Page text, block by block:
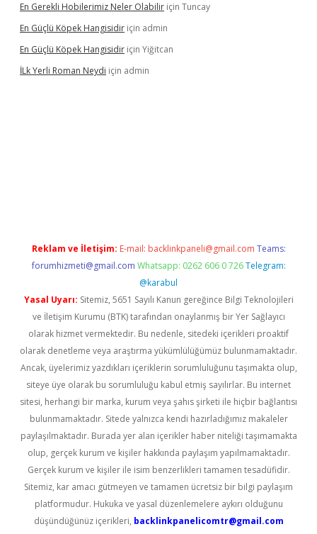
En Gerekli Hobilerimiz Neler Olabilir için Tuncay
En Güçlü Köpek Hangisidir için admin
En Güçlü Köpek Hangisidir için Yiğitcan
İLk Yerli Roman Neydi için admin
Reklam ve İletişim: E-mail: backlinkpaneli@gmail.com Teams:
forumhizmeti@gmail.com Whatsapp: 0262 606 0 726 Telegram:
@karabul
Yasal Uyarı: Sitemiz, 5651 Sayılı Kanun gereğince Bilgi Teknolojileri
ve İletişim Kurumu (BTK) tarafından onaylanmış bir Yer Sağlayıcı
olarak hizmet vermektedir. Bu nedenle, sitedeki içerikleri proaktif
olarak denetleme veya araştırma yükümlülüğümüz bulunmamaktadır.
Ancak, üyelerimiz yazdıkları içeriklerin sorumluluğunu taşımakta olup,
siteye üye olarak bu sorumluluğu kabul etmiş sayılırlar. Bu internet
sitesi, herhangi bir marka, kurum veya şahıs şirketi ile hiçbir bağlantısı
bulunmamaktadır. Sitede yalnızca kendi hazırladığımız makaleler
paylaşılmaktadır. Burada yer alan içerikler haber niteliği taşımamakta
olup, gerçek kurum ve kişiler hakkında paylaşım yapılmamaktadır.
Gerçek kurum ve kişiler ile isim benzerlikleri tamamen tesadüfidir.
Sitemiz, kar amacı gütmeyen ve tamamen ücretsiz bir bilgi paylaşım
platformudur. Hukuka ve yasal düzenlemelere aykırı olduğunu
düşündüğünüz içerikleri, backlinkpanelicomtr@gmail.com